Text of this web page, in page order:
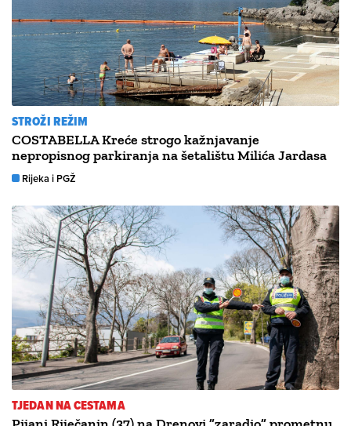
STROŽI REŽIM
COSTABELLA Kreće strogo kažnjavanje
nepropisnog parkiranja na šetalištu Milića Jardasa
Rijeka i PGŽ
TJEDAN NA CESTAMA